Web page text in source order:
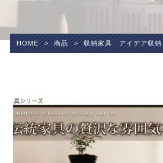
HOME > 商品 > 収納家具 アイデア収納